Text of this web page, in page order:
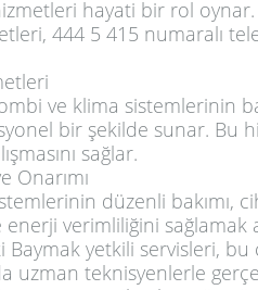
hayati bir rol oynar.
444 5 415 numaralı
ve klima sistemlerinin
bir şekilde sunar. Bu
sağlar.
Onarımı
düzenli bakımı,
enerji verimliliğini sağlamak
Baymak yetkili servisleri, bu
uzman teknisyenlerle